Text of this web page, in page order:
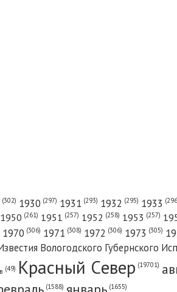
(302) 1930 (297) 1931 (293) 1932 (295) 1933
1950 (261) 1951 (257) 1952 (258) 1953 (257)
1970 (306) 1971 (308) 1972 (306) 1973 (305)
Вологодского Губернского
(49) Красный Cевер (19701)
(1588) (1655)